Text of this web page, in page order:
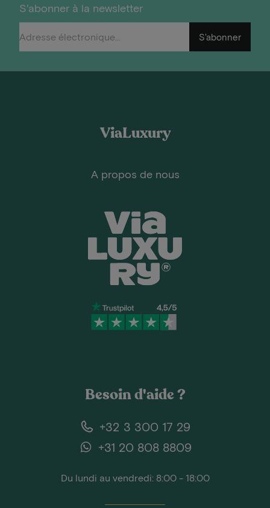
S'abonner à la newsletter
S'abonner
ViaLuxury
A propos de nous
Besoin d'aide ?
+32 3 300 17 29
+31 20 808 8809
Du lundi au vendredi: 8:00 - 18:00